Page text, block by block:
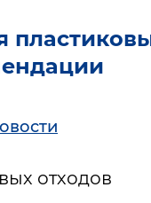
отходов